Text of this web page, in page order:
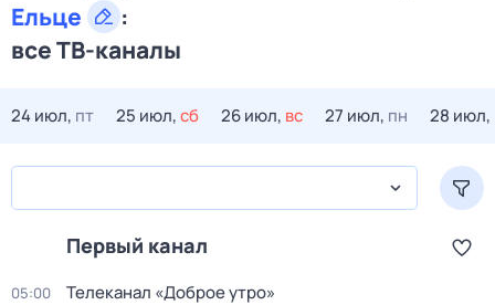
Ельце
:
все ТВ-каналы
24 июл, пт 25 июл,сб 26 июл, вс 27 июл, пн 28 июл,
Первый канал
05:00 Телеканал «Доброе утро»